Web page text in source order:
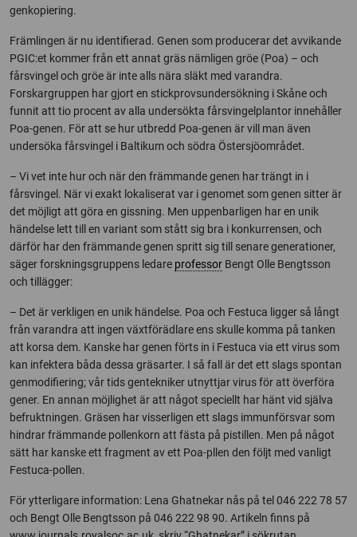
genkopiering.
Främlingen är nu identifierad. Genen som producerar det avvikande
PGIC:et kommer från ett annat gräs nämligen gröe (Poa) – och
fårsvingel och gröe är inte alls nära släkt med varandra.
Forskargruppen har gjort en stickprovsundersökning i Skåne och
funnit att tio procent av alla undersökta fårsvingelplantor innehåller
Poa-genen. För att se hur utbredd Poa-genen är vill man även
undersöka fårsvingel i Baltikum och södra Östersjöområdet.
– Vi vet inte hur och när den främmande genen har trängt in i
fårsvingel. När vi exakt lokaliserat var i genomet som genen sitter är
det möjligt att göra en gissning. Men uppenbarligen har en unik
händelse lett till en variant som stått sig bra i konkurrensen, och
därför har den främmande genen spritt sig till senare generationer,
säger forskningsgruppens ledare professor Bengt Olle Bengtsson
och tillägger:
– Det är verkligen en unik händelse. Poa och Festuca ligger så långt
från varandra att ingen växtförädlare ens skulle komma på tanken
att korsa dem. Kanske har genen förts in i Festuca via ett virus som
kan infektera båda dessa gräsarter. I så fall är det ett slags spontan
genmodifiering; vår tids gentekniker utnyttjar virus för att överföra
gener. En annan möjlighet är att något speciellt har hänt vid själva
befruktningen. Gräsen har visserligen ett slags immunförsvar som
hindrar främmande pollenkorn att fästa på pistillen. Men på något
sätt har kanske ett fragment av ett Poa-pllen den följt med vanligt
Festuca-pollen.
För ytterligare information: Lena Ghatnekar nås på tel 046 222 78 57
och Bengt Olle Bengtsson på 046 222 98 90. Artikeln finns på